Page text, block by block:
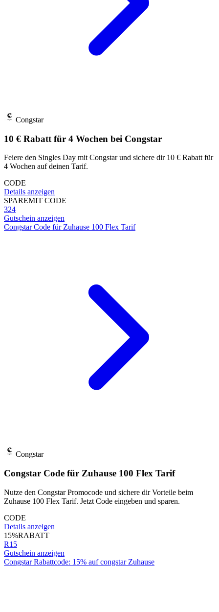
Congstar
10 € Rabatt für 4 Wochen bei Congstar
Feiere den Singles Day mit Congstar und sichere dir 10 € Rabatt für
4 Wochen auf deinen Tarif.
CODE
Details anzeigen
SPAREMIT CODE
324
Gutschein anzeigen
Congstar Code für Zuhause 100 Flex Tarif
Congstar
Congstar Code für Zuhause 100 Flex Tarif
Nutze den Congstar Promocode und sichere dir Vorteile beim
Zuhause 100 Flex Tarif. Jetzt Code eingeben und sparen.
CODE
Details anzeigen
15%RABATT
R15
Gutschein anzeigen
Congstar Rabattcode: 15% auf congstar Zuhause